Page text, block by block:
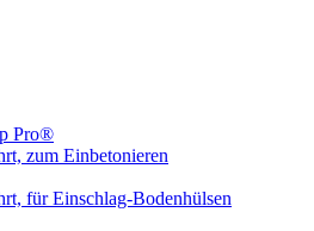
Pro®
zum Einbetonieren
für Einschlag-Bodenhülsen